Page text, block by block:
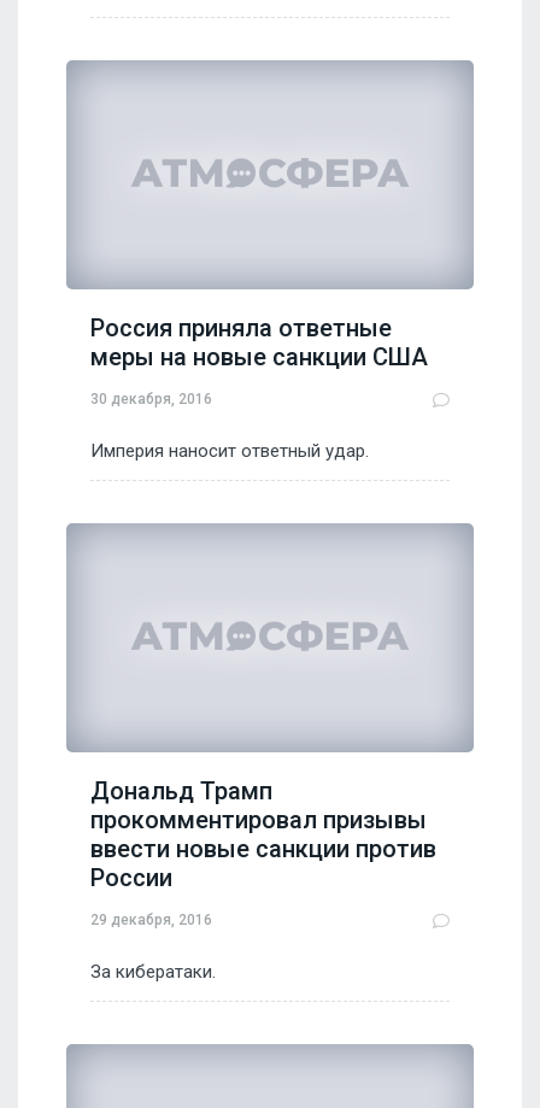
Россия приняла ответные
меры на новые санкции США
30 декабря, 2016
Империя наносит ответный удар.
Дональд Трамп
прокомментировал призывы
ввести новые санкции против
России
29 декабря, 2016
За кибератаки.